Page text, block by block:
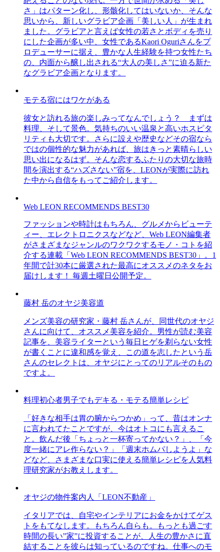
さ」はパターン化し、形骸化してはいないか、そんな
思いから、新しいグラビア企画「美しい人」が生まれ
ました。グラビアと言えば女性の若さとボディを売り
にした企画が多い中、女性であるKaori Oguriさんをプ
ロデューサーに据え、豊かな人生経験を持つ女性たち
の、内面から醸し出される“大人の美しさ”に迫る新た
なグラビア企画となります。
モテる宿にはワケがある
彼女と訪れる旅の楽しみってなんでしょう？ まずは
料理、そして景色。気持ちのいい温泉と高いホスピタ
リティも大切です。さらに設えや歴史などその宿なら
ではの個性的な魅力があれば、旅はきっと素晴らしい
思い出になるはず。そんな恋するふたりの大切な旅時
間を演出する“ハズさない”宿を、LEONが実際に訪れ
た中から自信をもってご紹介します。
Web LEON RECOMMENDS BEST30
ファッションや時計はもちろん、グルメからビューテ
ィー、エレクトロニクスなどなど、Web LEON編集者
がさまざまなジャンルのワクワクするモノ・コトを紹
介する連載「Web LEON RECOMMENDS BEST30」。1
年間で計30本に厳選された最高にオススメのネタをお
届けします！ 毎週土曜日公開予定。
藤村 岳のオヤジ美容道
メンズ美容の研究家・藤村 岳さんが、同世代のオヤジ
さんに向けて、オススメ美容を紹介。男性が読む美容
記事を、美容ライターという毎日ヒゲを剃らない女性
が書くことに違和感を覚え、この道を志したという岳
さんのセレクトは、オヤジにとってのリアルそのもの
ですよ。
料理初心者男子でもデキる・モテる簡単レシピ
「好きな相手は胃の腑からつかめ」って、昔はオンナ
に言われてたことですが、今はオトコにも言えるこ
と。飲んだ後「ちょっと一杯寄ってかない？」、「今
度一緒にアレ作らない？」「週末ホムパしようよ」な
どなど、さまざまな口実に使える簡単レシピを人気料
理研究家がお教えします。
オヤジの物件案内人「LEON不動産」
イタリアでは、自宅やインテリアにお金をかけてゲス
トをもてなします。もちろん自らも。もっとも過ごす
時間の長い”家”に投資することが、人生の豊かさに直
結することを彼らは知っているのですね。仕事へのモ